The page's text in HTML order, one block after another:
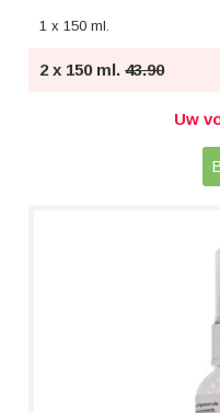
1 x 150 ml.
2 x 150 ml. 43.90
Uw